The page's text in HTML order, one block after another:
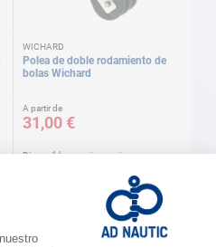
WICHARD
Polea de doble rodamiento de
bolas Wichard
A partir de
31,00 €
Disponible en varias versiones